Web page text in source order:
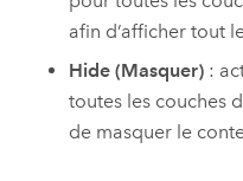
afin d’afficher tout
Hide (Masquer) :
toutes les couches
de masquer le